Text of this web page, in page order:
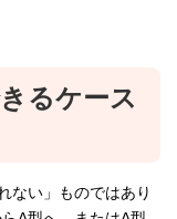
るケース
ない」ものではあり